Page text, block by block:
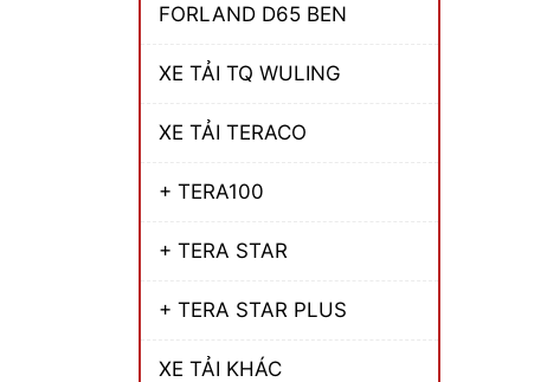
FORLAND D65 BEN
XE TẢI TQ WULING
XE TẢI TERACO
+ TERA100
+ TERA STAR
+ TERA STAR PLUS
XE TẢI KHÁC